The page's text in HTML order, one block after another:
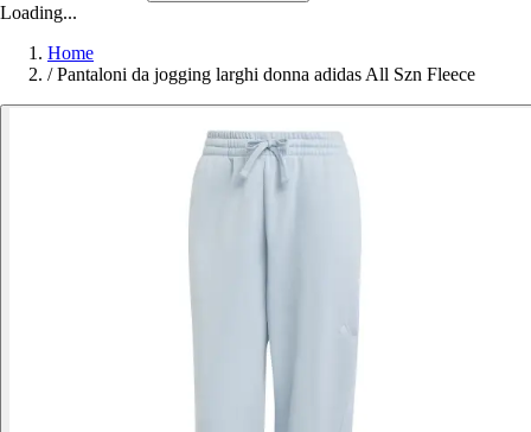
Loading...
Home
/ Pantaloni da jogging larghi donna adidas All Szn Fleece